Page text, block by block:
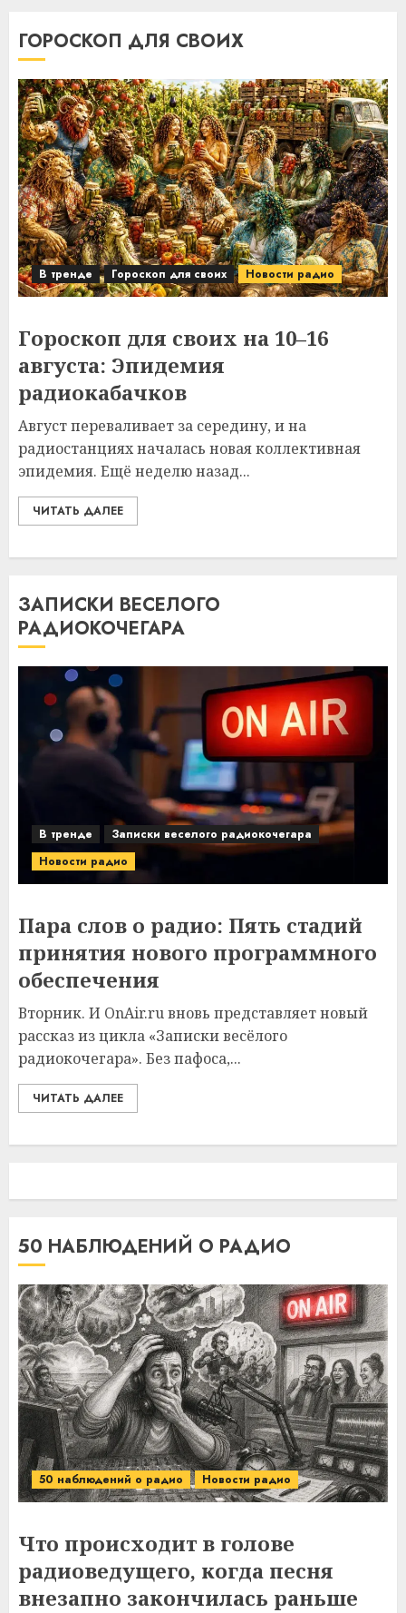
ГОРОСКОП ДЛЯ СВОИХ
В тренде Гороскоп для своих Новости радио
Гороскоп для своих на 10–16
августа: Эпидемия
радиокабачков
Август переваливает за середину, и на
радиостанциях началась новая коллективная
эпидемия. Ещё неделю назад...
ЧИТАТЬ ДАЛЕЕ
ЗАПИСКИ ВЕСЕЛОГО
РАДИОКОЧЕГАРА
В тренде
Записки веселого радиокочегара
Новости радио
Пара слов о радио: Пять стадий
принятия нового программного
обеспечения
Вторник. И OnAir.ru вновь представляет новый
рассказ из цикла «Записки весёлого
радиокочегара». Без пафоса,...
ЧИТАТЬ ДАЛЕЕ
50 НАБЛЮДЕНИЙ О РАДИО
50 наблюдений о радио Новости радио
Что происходит в голове
радиоведущего, когда песня
внезапно закончилась раньше